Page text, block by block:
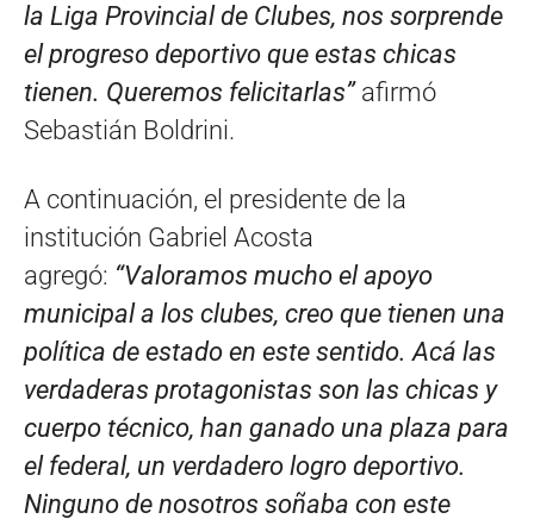
la Liga Provincial de Clubes, nos sorprende
el progreso deportivo que estas chicas
tienen. Queremos felicitarlas”afirmó
Sebastián Boldrini.
A continuación, el presidente de la
institución Gabriel Acosta
agregó: “Valoramos mucho el apoyo
municipal a los clubes, creo que tienen una
política de estado en este sentido. Acá las
verdaderas protagonistas son las chicas y
cuerpo técnico, han ganado una plaza para
el federal, un verdadero logro deportivo.
Ninguno de nosotros soñaba con este